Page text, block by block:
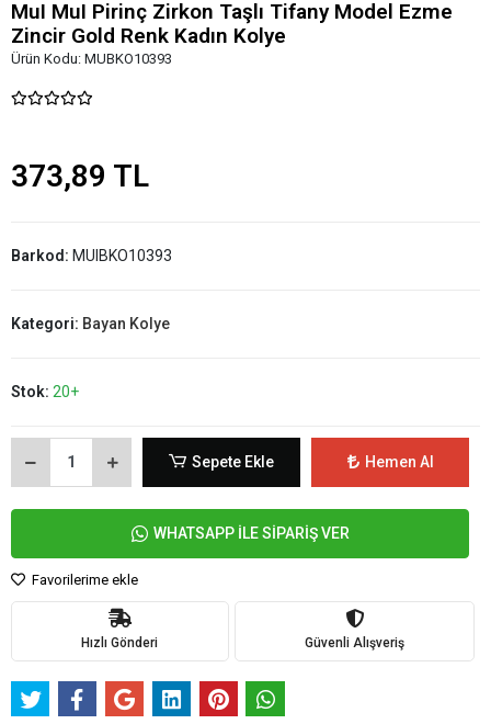
MuI MuI Pirinç Zirkon Taşlı Tifany Model Ezme
Zincir Gold Renk Kadın Kolye
Ürün Kodu: MUBKO10393
373,89 TL
Barkod: MUIBKO10393
Kategori: Bayan Kolye
Stok: 20+
Sepete Ekle Hemen Al
WHATSAPP İLE SİPARİŞ VER
Favorilerime ekle
Hızlı Gönderi Güvenli Alışveriş